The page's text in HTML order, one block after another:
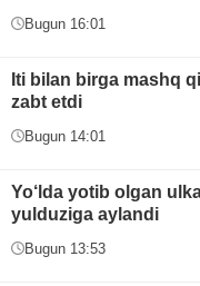
Bugun 16:01
Iti bilan birga mashq
zabt etdi
Bugun 14:01
Yo‘lda yotib olgan
yulduziga aylandi
Bugun 13:53